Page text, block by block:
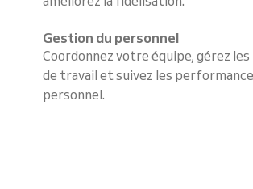
Gestion du personnel
Coordonnez votre équipe, gérez
de travail et suivez les
personnel.